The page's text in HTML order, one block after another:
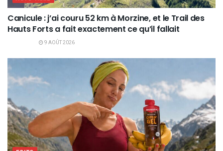
Canicule : j’ai couru 52 km à Morzine, et le Trail des
Hauts Forts a fait exactement ce qu’il fallait
9 AOÛT 2026